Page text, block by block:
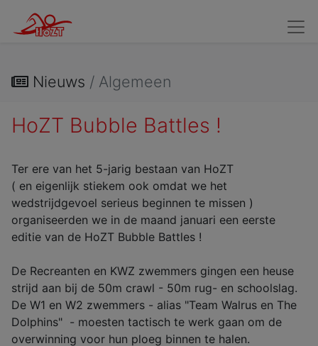
Wedstrijdzwemmers
Nieuws / Algemeen
HoZT Bubble Battles !
Ter ere van het 5-jarig bestaan van HoZT
( en eigenlijk stiekem ook omdat we het
wedstrijdgevoel serieus beginnen te missen )
organiseerden we in de maand januari een eerste
editie van de HoZT Bubble Battles !
De Recreanten en KWZ zwemmers gingen een heuse
strijd aan bij de 50m crawl - 50m rug- en schoolslag.
De W1 en W2 zwemmers - alias "Team Walrus en The
Dolphins" - moesten tactisch te werk gaan om de
overwinning voor hun ploeg binnen te halen.